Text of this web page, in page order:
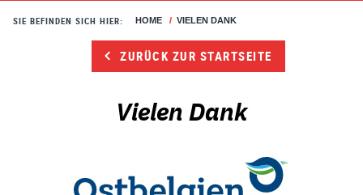
SIE BEFINDEN SICH HIER: HOME / VIELEN DANK
ZURÜCK ZUR STARTSEITE
Vielen Dank